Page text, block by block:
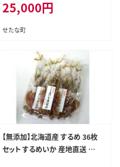
町 ふるさと納税
25,000円
せたな町
【無添加】北海道産 するめ 36枚
セット するめいか 産地直送 ダイ